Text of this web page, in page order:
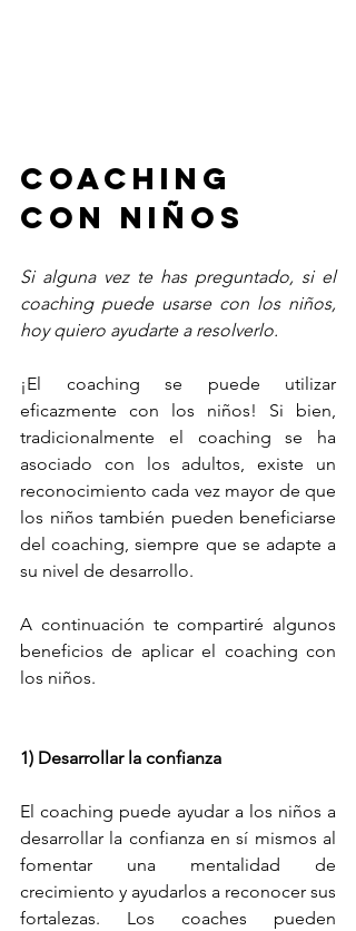
Coaching
con niños
Si alguna vez te has preguntado, si el
coaching puede usarse con los niños,
hoy quiero ayudarte a resolverlo.
¡El coaching se puede utilizar
eficazmente con los niños! Si bien,
tradicionalmente el coaching se ha
asociado con los adultos, existe un
reconocimiento cada vez mayor de que
los niños también pueden beneficiarse
del coaching, siempre que se adapte a
su nivel de desarrollo.
A continuación te compartiré algunos
beneficios de aplicar el coaching con
los niños.
1) Desarrollar la confianza
El coaching puede ayudar a los niños a
desarrollar la confianza en sí mismos al
fomentar una mentalidad de
crecimiento y ayudarlos a reconocer sus
fortalezas. Los coaches pueden